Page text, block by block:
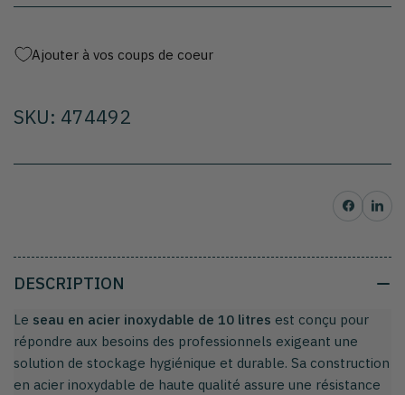
Ajouter à vos coups de coeur
SKU: 474492
Partager surPartager
DESCRIPTION
Le seau en acier inoxydable de 10 litres est conçu pour
répondre aux besoins des professionnels exigeant une
solution de stockage hygiénique et durable. Sa construction
en acier inoxydable de haute qualité assure une résistance